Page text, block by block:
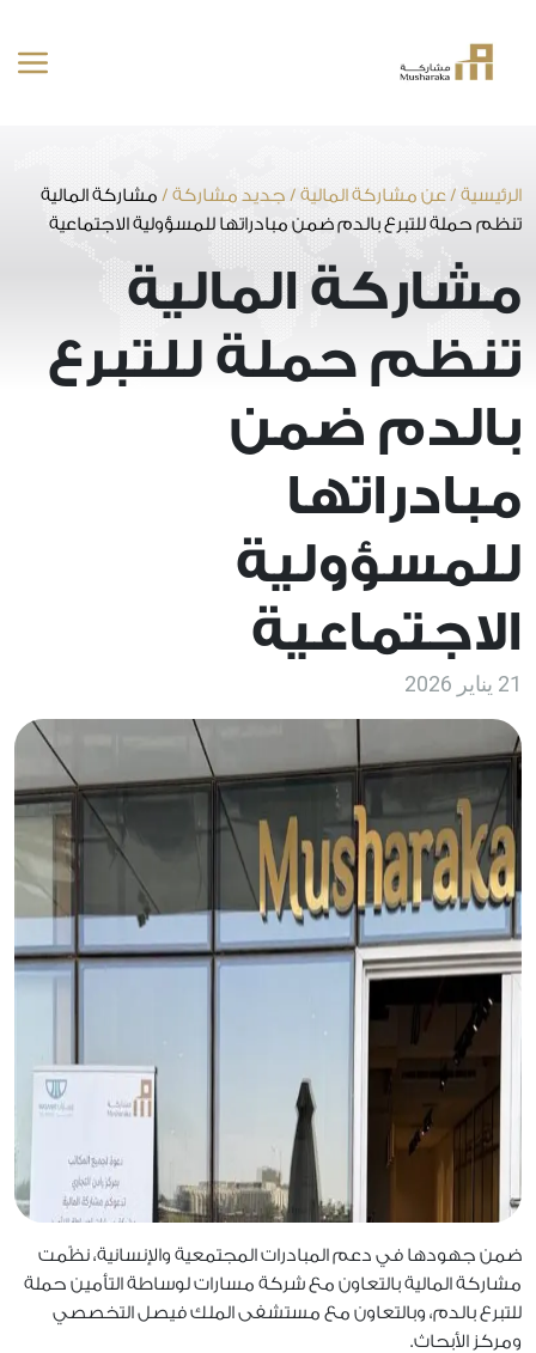
المحتوى
الرئيسية /عن مشاركة المالية / جديد مشاركة / مشاركة المالية
تنظم حملة للتبرع بالدم ضمن مبادراتها للمسؤولية الاجتماعية
مشاركة المالية
تنظم حملة للتبرع
بالدم ضمن
مبادراتها
للمسؤولية
الاجتماعية
21 يناير 2026
ضمن جهودها في دعم المبادرات المجتمعية والإنسانية، نظّمت
مشاركة المالية بالتعاون مع شركة مسارات لوساطة التأمين حملة
للتبرع بالدم، وبالتعاون مع مستشفى الملك فيصل التخصصي
ومركز الأبحاث.